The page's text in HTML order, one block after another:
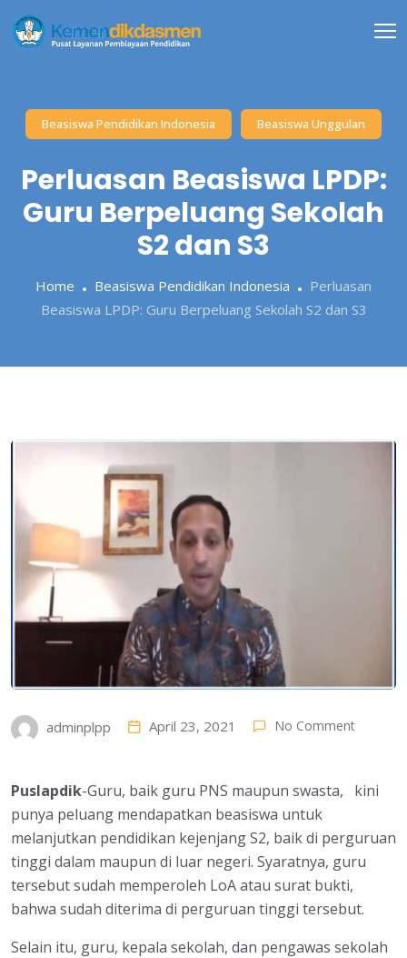
Skip
to
Beasiswa Pendidikan Indonesia Beasiswa Unggulan
Perluasan Beasiswa LPDP:
Guru Berpeluang Sekolah
S2 dan S3
Home Beasiswa Pendidikan Indonesia
Perluasan
Beasiswa LPDP: Guru Berpeluang Sekolah S2 dan S3
adminplpp April 23, 2021 No Comment
Puslapdik-Guru, baik guru PNS maupun swasta, kini
punya peluang mendapatkan beasiswa untuk
melanjutkan pendidikan kejenjang S2, baik di perguruan
tinggi dalam maupun di luar negeri. Syaratnya, guru
tersebut sudah memperoleh LoA atau surat bukti,
bahwa sudah diterima di perguruan tinggi tersebut.
Selain itu, guru, kepala sekolah, dan pengawas sekolah